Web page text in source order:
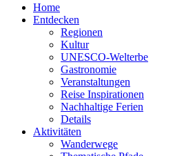
Home
Entdecken
Regionen
Kultur
UNESCO-Welterbe
Gastronomie
Veranstaltungen
Reise Inspirationen
Nachhaltige Ferien
Details
Aktivitäten
Wanderwege